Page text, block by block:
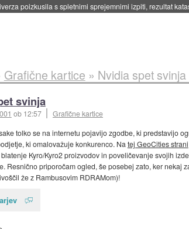
poizkusila s spletnimi sprejemnimi izpiti, rezultat
Grafične kartice » Nvidia spet svinja
svinja
ob 12:57
Grafične kartice
tolko se na internetu pojavijo zgodbe, ki predstavijo
ki omalovažuje konkurenco. Na tej GeoCities strani
Kyro/Kyro2 proizvodov in poveličevanje svojih
Resnično priporočam ogled, še posebej zato, ker nekaj
že z Rambusovim RDRAMom)!